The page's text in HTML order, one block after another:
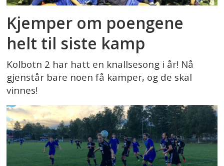
Kjemper om poengene
helt til siste kamp
Kolbotn 2 har hatt en knallsesong i år! Nå
gjenstår bare noen få kamper, og de skal
vinnes!